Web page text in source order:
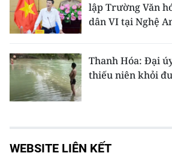
lập Trường Văn
dân VI tại Nghệ
Thanh Hóa: Đại
thiếu niên khỏi
WEBSITE LIÊN KẾT